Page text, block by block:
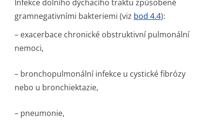
Infekce dolního dýchacího traktu způsobené
gramnegativními bakteriemi (viz bod 4.4):
– exacerbace chronické obstruktivní pulmonální
nemoci,
– bronchopulmonální infekce u cystické fibrózy
nebo u bronchiektazie,
– pneumonie,